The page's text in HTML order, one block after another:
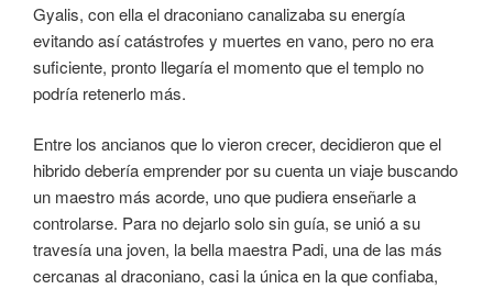
Gyalis, con ella el draconiano canalizaba su energía
evitando así catástrofes y muertes en vano, pero no era
suficiente, pronto llegaría el momento que el templo no
podría retenerlo más.
Entre los ancianos que lo vieron crecer, decidieron que el
hibrido debería emprender por su cuenta un viaje buscando
un maestro más acorde, uno que pudiera enseñarle a
controlarse. Para no dejarlo solo sin guía, se unió a su
travesía una joven, la bella maestra Padi, una de las más
cercanas al draconiano, casi la única en la que confiaba,